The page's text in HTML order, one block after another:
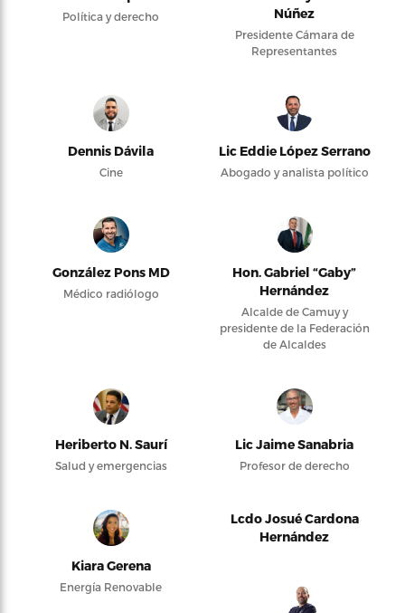
Política y derecho
Núñez
Presidente Cámara de
Representantes
Dennis Dávila
Cine
Lic Eddie López Serrano
Abogado y analista político
González Pons MD
Médico radiólogo
Hon. Gabriel “Gaby”
Hernández
Alcalde de Camuy y
presidente de la Federación
de Alcaldes
Heriberto N. Saurí
Salud y emergencias
Lic Jaime Sanabria
Profesor de derecho
Kiara Gerena
Energía Renovable
Lcdo Josué Cardona
Hernández